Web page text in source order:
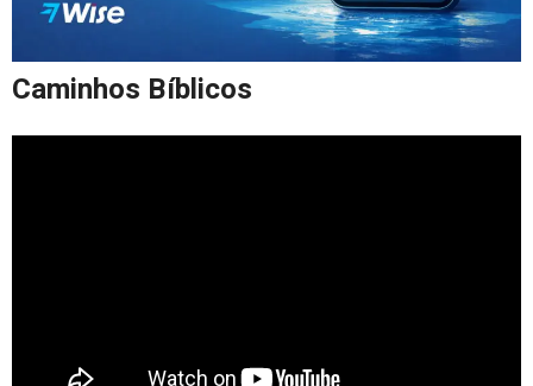
Caminhos Bíblicos